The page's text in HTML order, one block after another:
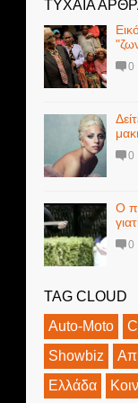
ΤΥΧΑΙΑ
0
0
Ο
0
TAG CLOUD
Auto-Moto
Showbiz
Ελλάδα